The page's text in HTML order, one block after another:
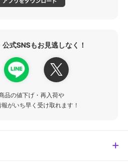
式SNSもお見逃しなく！
品の値下げ・再入荷や
がいち早く受け取れます！